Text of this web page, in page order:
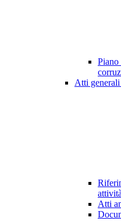
Piano
Atti generali
attività
Atti